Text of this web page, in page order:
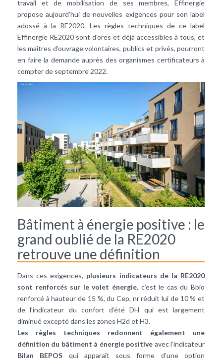
travail et de mobilisation de ses membres, Effinergie
propose aujourd’hui de nouvelles exigences pour son label
adossé à la RE2020. Les règles techniques de ce label
Effinergie RE2020 sont d’ores et déjà accessibles à tous, et
les maîtres d’ouvrage volontaires, publics et privés, pourront
en faire la demande auprès des organismes certificateurs à
compter de septembre 2022.
Bâtiment à énergie positive : le
grand oublié de la RE2020
retrouve une définition
Dans ces exigences, plusieurs indicateurs de la RE2020
sont renforcés sur le volet énergie, c’est le cas du Bbio
renforcé à hauteur de 15 %, du Cep, nr réduit lui de 10 % et
de l’indicateur du confort d’été DH qui est largement
diminué excepté dans les zones H2d et H3.
Les règles techniques redonnent également une
définition du bâtiment à énergie positive avec l’indicateur
Bilan BEPOS qui apparaît sous forme d’une option